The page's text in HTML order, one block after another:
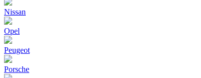
Nissan
Opel
Peugeot
Porsche